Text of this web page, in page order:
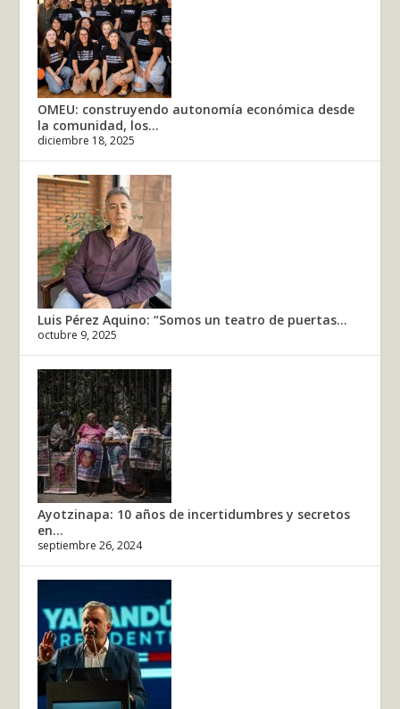
OMEU: construyendo autonomía económica desde
la comunidad, los...
diciembre 18, 2025
Luis Pérez Aquino: “Somos un teatro de puertas...
octubre 9, 2025
Ayotzinapa: 10 años de incertidumbres y secretos
en...
septiembre 26, 2024